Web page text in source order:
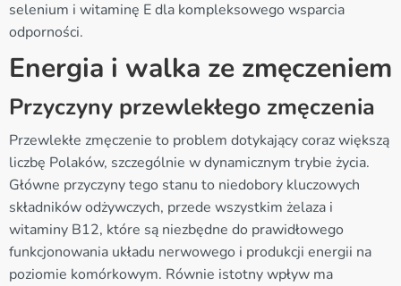
selenium i witaminę E dla kompleksowego wsparcia
odporności.
Energia i walka ze zmęczeniem
Przyczyny przewlekłego zmęczenia
Przewlekłe zmęczenie to problem dotykający coraz większą
liczbę Polaków, szczególnie w dynamicznym trybie życia.
Główne przyczyny tego stanu to niedobory kluczowych
składników odżywczych, przede wszystkim żelaza i
witaminy B12, które są niezbędne do prawidłowego
funkcjonowania układu nerwowego i produkcji energii na
poziomie komórkowym. Równie istotny wpływ ma